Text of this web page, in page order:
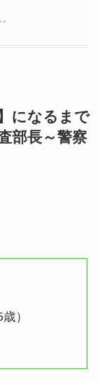
になるまで
部長～警察
）